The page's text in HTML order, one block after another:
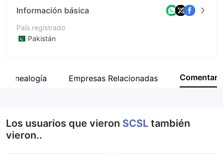
Información básica
País registrado
Pakistán
Empresa
Genealogía Empresas Relacionadas Comentar
Los usuarios que vieron SCSL también
vieron..